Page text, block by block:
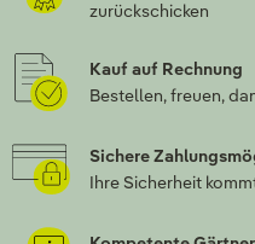
zurückschicken
Kauf auf Rechnung
Bestellen, freuen,
Sichere
Ihre Sicherheit